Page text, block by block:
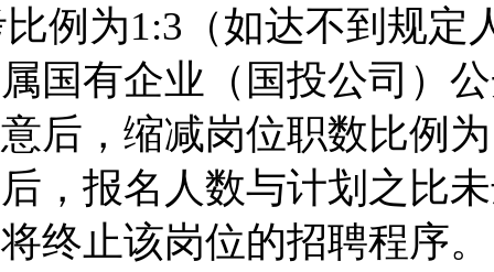
例为1:3 （如达不到规定
国有企业（ 国投公司 ）
后，缩减岗位职数比例为
，报名人数与计划之比
终止该岗位的招聘程序。